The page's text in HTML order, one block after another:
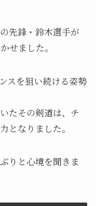
先鋒・鈴木選手が
せました。
スを狙い続ける姿勢
たその剣道は、チ
となりました。
りと心境を聞きま